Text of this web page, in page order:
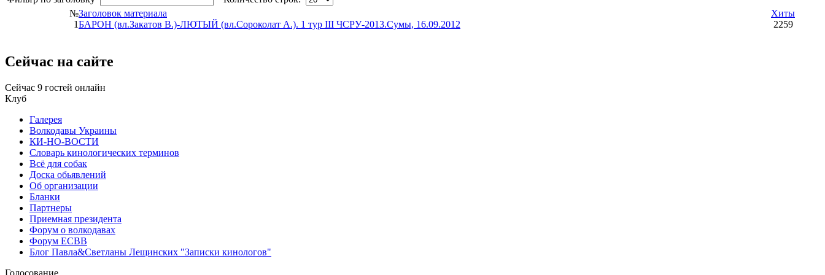
№Заголовок материала
Хиты
1БАРОН (вл.Закатов В.)-ЛЮТЫЙ (вл.Сороколат А.). 1 тур III ЧСРУ-2013.Сумы, 16.09.2012 2259
Сейчас на сайте
Сейчас 9 гостей онлайн
Клуб
Галерея
Волкодавы Украины
КИ-НО-ВОСТИ
Словарь кинологических терминов
Всё для собак
Доска обьявлений
Об организации
Бланки
Партнеры
Приемная президента
Форум о волкодавах
Форум ЕСВВ
Блог Павла&Светланы Лещинских "Записки кинологов"
Голосование